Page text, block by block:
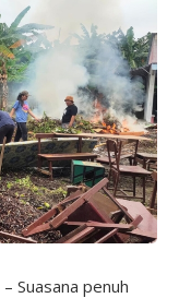
– Suasana penuh